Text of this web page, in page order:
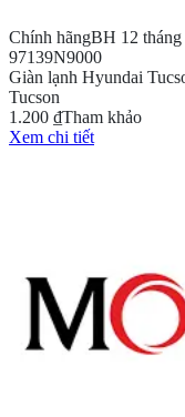
Chính hãngBH 12 tháng
97139N9000
Giàn lạnh Hyundai
Tucson
1.200 ₫Tham khảo
Xem chi tiết